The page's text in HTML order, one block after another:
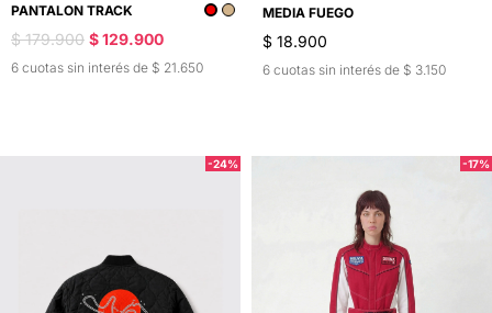
PANTALON TRACK
$ 179.900 $ 129.900
6 cuotas sin interés de $ 21.650
MEDIA FUEGO
$ 18.900
6 cuotas sin interés de $ 3.150
-24% -17%